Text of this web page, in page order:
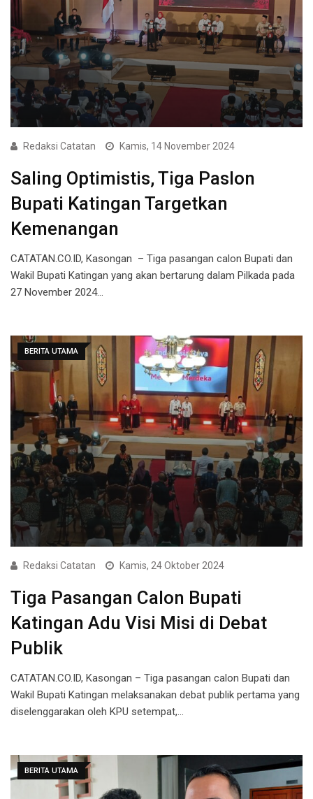
Redaksi Catatan Kamis, 14 November 2024
Saling Optimistis, Tiga Paslon
Bupati Katingan Targetkan
Kemenangan
CATATAN.CO.ID, Kasongan – Tiga pasangan calon Bupati dan
Wakil Bupati Katingan yang akan bertarung dalam Pilkada pada
27 November 2024…
BERITA UTAMA
Redaksi Catatan Kamis, 24 Oktober 2024
Tiga Pasangan Calon Bupati
Katingan Adu Visi Misi di Debat
Publik
CATATAN.CO.ID, Kasongan – Tiga pasangan calon Bupati dan
Wakil Bupati Katingan melaksanakan debat publik pertama yang
diselenggarakan oleh KPU setempat,…
BERITA UTAMA